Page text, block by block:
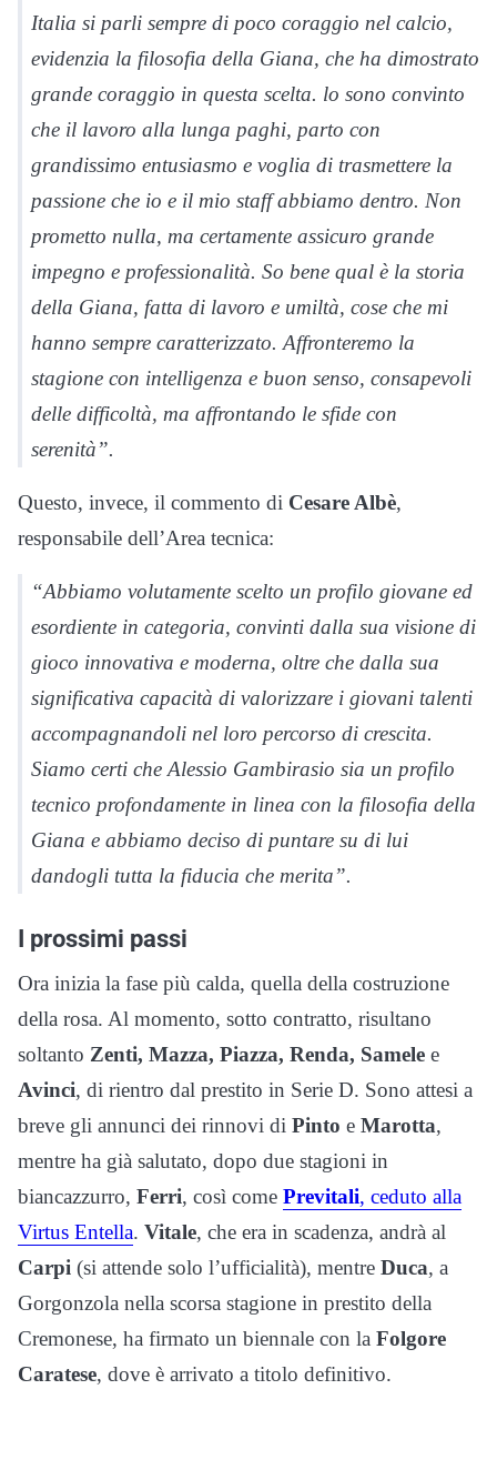
Italia si parli sempre di poco coraggio nel calcio,
evidenzia la filosofia della Giana, che ha dimostrato
grande coraggio in questa scelta. lo sono convinto
che il lavoro alla lunga paghi, parto con
grandissimo entusiasmo e voglia di trasmettere la
passione che io e il mio staff abbiamo dentro. Non
prometto nulla, ma certamente assicuro grande
impegno e professionalità. So bene qual è la storia
della Giana, fatta di lavoro e umiltà, cose che mi
hanno sempre caratterizzato. Affronteremo la
stagione con intelligenza e buon senso, consapevoli
delle difficoltà, ma affrontando le sfide con
serenità”.
Questo, invece, il commento di Cesare Albè,
responsabile dell’Area tecnica:
“Abbiamo volutamente scelto un profilo giovane ed
esordiente in categoria, convinti dalla sua visione di
gioco innovativa e moderna, oltre che dalla sua
significativa capacità di valorizzare i giovani talenti
accompagnandoli nel loro percorso di crescita.
Siamo certi che Alessio Gambirasio sia un profilo
tecnico profondamente in linea con la filosofia della
Giana e abbiamo deciso di puntare su di lui
dandogli tutta la fiducia che merita”.
I prossimi passi
Ora inizia la fase più calda, quella della costruzione
della rosa. Al momento, sotto contratto, risultano
soltanto Zenti, Mazza, Piazza, Renda, Samele e
Avinci, di rientro dal prestito in Serie D. Sono attesi a
breve gli annunci dei rinnovi di Pinto e Marotta,
mentre ha già salutato, dopo due stagioni in
biancazzurro, Ferri, così come Previtali, ceduto alla
Virtus Entella. Vitale, che era in scadenza, andrà al
Carpi (si attende solo l’ufficialità), mentre Duca, a
Gorgonzola nella scorsa stagione in prestito della
Cremonese, ha firmato un biennale con la Folgore
Caratese, dove è arrivato a titolo definitivo.